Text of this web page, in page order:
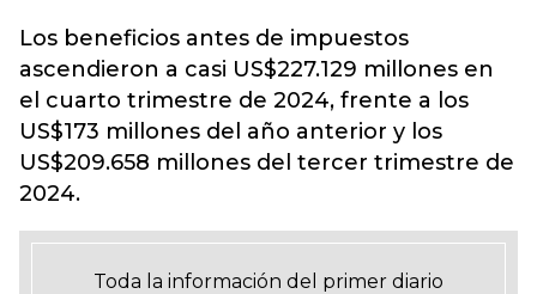
Los beneficios antes de impuestos
ascendieron a casi US$227.129 millones en
el cuarto trimestre de 2024, frente a los
US$173 millones del año anterior y los
US$209.658 millones del tercer trimestre de
2024.
Toda la información del primer diario